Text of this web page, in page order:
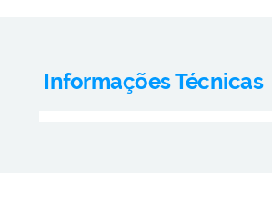
Informações Técnicas